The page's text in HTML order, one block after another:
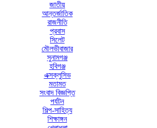
জাতীয়
আন্তর্জাতিক
রাজনীতি
প্রবাস
সিলেট
মৌলভীবাজার
সুনামগঞ্জ
হবিগঞ্জ
এক্সক্লুসিভ
মতামত
সংবাদ বিজ্ঞপ্তি
পর্যটন
শিল্প-সাহিত্য
শিক্ষাঙ্গন